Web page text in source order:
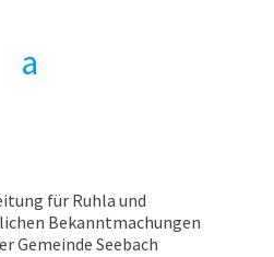
für Ruhla und
Bekanntmachungen
Gemeinde Seebach